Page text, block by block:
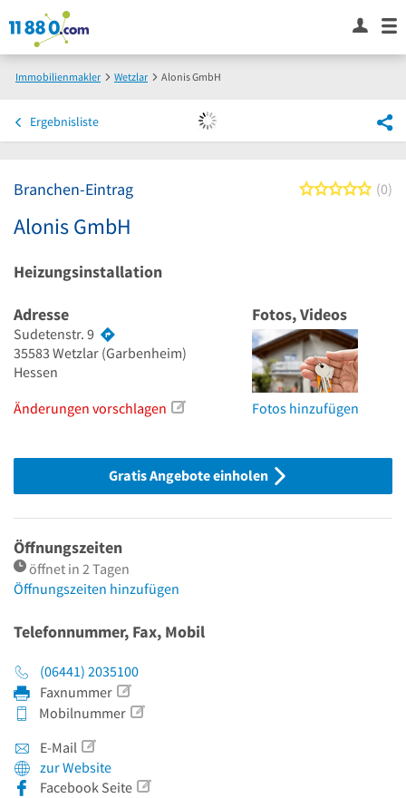
Immobilienmakler Wetzlar Alonis GmbH
Ergebnisliste
Branchen-Eintrag 00
Alonis GmbH
Heizungsinstallation
Adresse
Sudetenstr. 9
35583 Wetzlar (Garbenheim)
Hessen
Änderungen vorschlagen
Fotos, Videos
Fotos hinzufügen
Gratis Angebote einholen
Öffnungszeiten
öffnet in 2 Tagen
Öffnungszeiten hinzufügen
Telefonnummer, Fax, Mobil
(06441) 2035100
Faxnummer
Mobilnummer
E-Mail
zur Website
Facebook Seite